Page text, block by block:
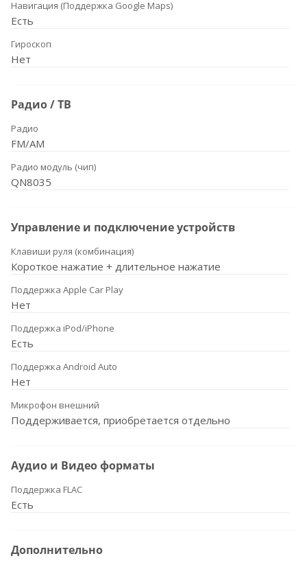
Навигация (Поддержка Google Maps)
Есть
Гироскоп
Нет
Радио / ТВ
Радио
FM/AM
Радио модуль (чип)
QN8035
Управление и подключение устройств
Клавиши руля (комбинация)
Короткое нажатие + длительное нажатие
Поддержка Apple Car Play
Нет
Поддержка iPod/iPhone
Есть
Поддержка Android Auto
Нет
Микрофон внешний
Поддерживается, приобретается отдельно
Аудио и Видео форматы
Поддержка FLAC
Есть
Дополнительно